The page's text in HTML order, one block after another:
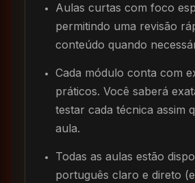
Aulas curtas com foco
permitindo uma revisão
conteúdo quando
Cada módulo conta com
práticos. Você saberá
testar cada técnica assim
aula.
Todas as aulas estão
português claro e direto